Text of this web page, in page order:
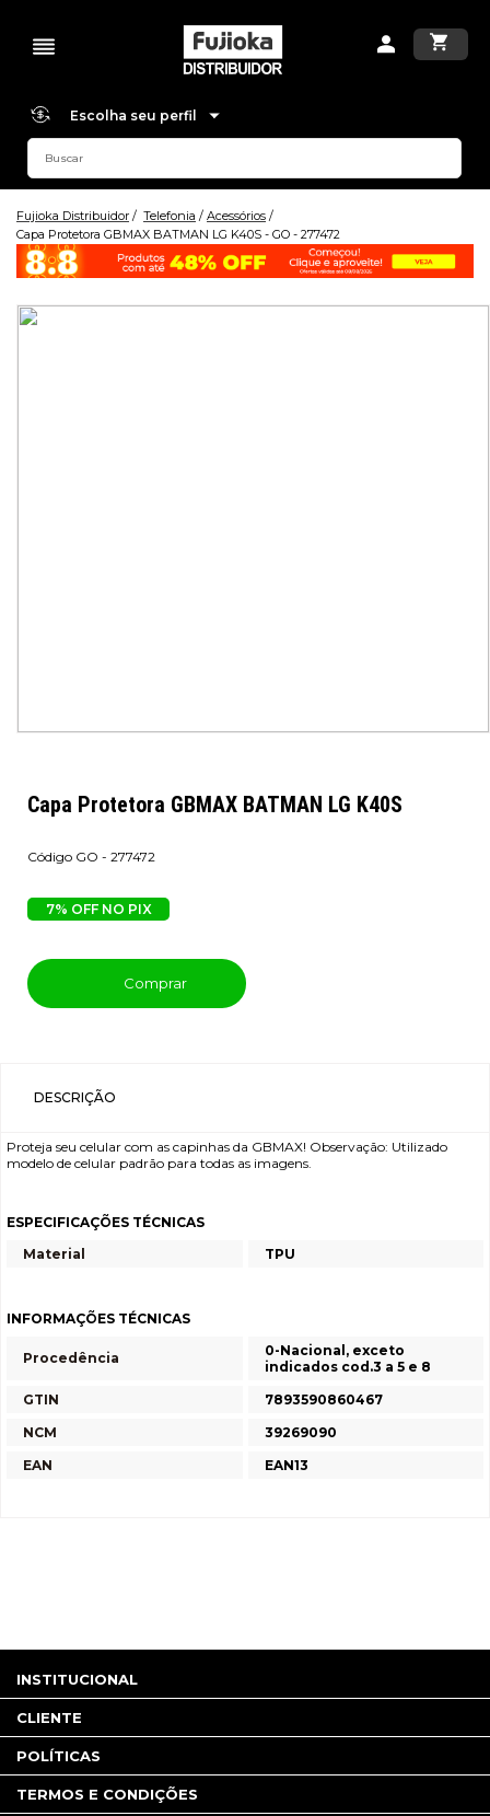
Escolha seu perfil
Fujioka Distribuidor Telefonia
Acessórios
Capa Protetora GBMAX BATMAN LG K40S - GO - 277472
Capa Protetora GBMAX BATMAN LG K40S
GO - 277472
7% OFF NO PIX
Comprar
DESCRIÇÃO
Proteja seu celular com as capinhas da GBMAX! Observação: Utilizado
modelo de celular padrão para todas as imagens.
ESPECIFICAÇÕES TÉCNICAS
Material
TPU
INFORMAÇÕES TÉCNICAS
Procedência
0-Nacional, exceto
indicados cod.3 a 5 e 8
GTIN
7893590860467
NCM
39269090
EAN
EAN13
INSTITUCIONAL
CLIENTE
POLÍTICAS
TERMOS E CONDIÇÕES